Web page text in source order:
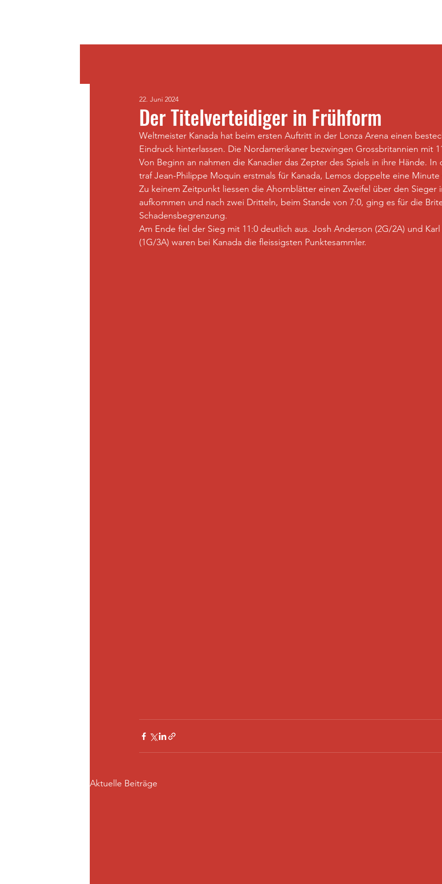
Der Titelverteidiger in Frühform
22. Juni 2024
Weltmeister Kanada hat beim ersten Auftritt in der Lonza Arena einen
Eindruck hinterlassen. Die Nordamerikaner bezwingen Grossbritannien mit
Von Beginn an nahmen die Kanadier das Zepter des Spiels in ihre Hände. In
traf Jean-Philippe Moquin erstmals für Kanada, Lemos doppelte eine Minute
Zu keinem Zeitpunkt liessen die Ahornblätter einen Zweifel über den Sieger
aufkommen und nach zwei Dritteln, beim Stande von 7:0, ging es für die
Schadensbegrenzung.
Am Ende fiel der Sieg mit 11:0 deutlich aus. Josh Anderson (2G/2A) und Karl
(1G/3A) waren bei Kanada die fleissigsten Punktesammler.
Aktuelle Beiträge